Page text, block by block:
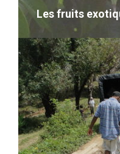
Les fruits